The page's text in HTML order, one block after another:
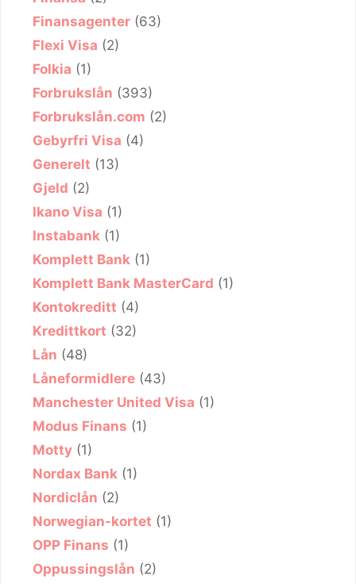
Finansagenter (63)
Flexi Visa (2)
Folkia (1)
Forbrukslån (393)
Forbrukslån.com (2)
Gebyrfri Visa (4)
Generelt (13)
Gjeld (2)
Ikano Visa (1)
Instabank (1)
Komplett Bank (1)
Komplett Bank MasterCard (1)
Kontokreditt (4)
Kredittkort (32)
Lån (48)
Låneformidlere (43)
Manchester United Visa (1)
Modus Finans (1)
Motty (1)
Nordax Bank (1)
Nordiclån (2)
Norwegian-kortet (1)
OPP Finans (1)
Oppussingslån (2)